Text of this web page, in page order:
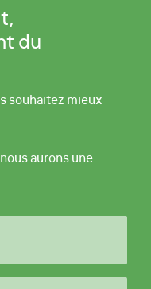
du
souhaitez mieux
aurons une